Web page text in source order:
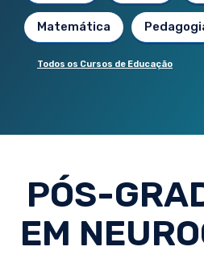
Matemática
Todos os Cursos de Educação
PÓS-
EM